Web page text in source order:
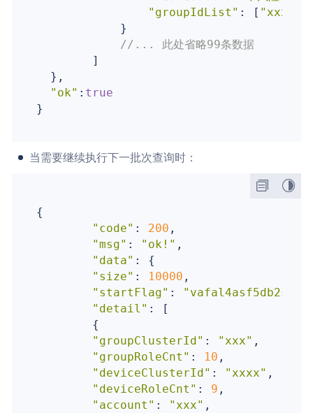
"groupIdList" : [ "xxx"
            }
//... 此处省略99条数据
        ]
  },
"ok" : true
当需要继续执行下一批次查询时：
{
"code" : 200 ,
"msg" : "ok!" ,
"data" : {
"size" : 10000 ,
"startFlag" :
"detail" : [
        {
"groupClusterId" : "xxx" ,
"groupRoleCnt" : 10 ,
"deviceClusterId" : "xxxx" ,
"deviceRoleCnt" : 9 ,
"account" : "xxx" ,